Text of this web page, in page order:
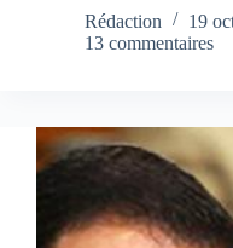
Rédaction
19
13 commentaires